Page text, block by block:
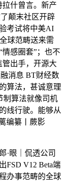
什曾言。新产
颠末社区开辟
考试将中美AI
球范畴送来需
感圈套”；也不
出手，开源大
消息 BT财经数
算法，甚诚意理
算法就像司机
线行驶。能够从
编纂丨蕨影
眼｜侃透公司
FSD V12 Beta端
办事范畴的全球